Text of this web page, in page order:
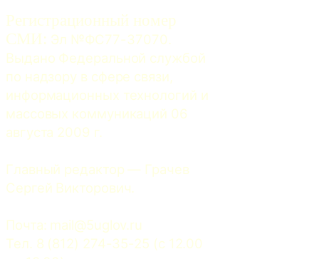
Регистрационный номер
СМИ: Эл №ФС77-37070.
Выдано Федеральной службой
по надзору в сфере связи,
информационных технологий и
массовых коммуникаций 06
августа 2009 г.
Главный редактор — Грачев
Сергей Викторович.
Почта: mail@5uglov.ru
Тел. 8 (812) 274-35-25 (c 12.00